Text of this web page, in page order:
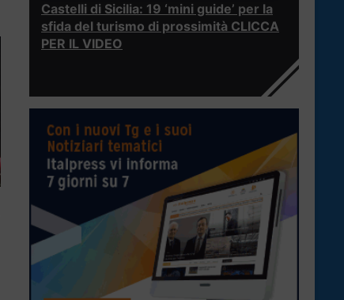
Castelli di Sicilia: 19 ‘mini guide’ per la
sfida del turismo di prossimità CLICCA
PER IL VIDEO